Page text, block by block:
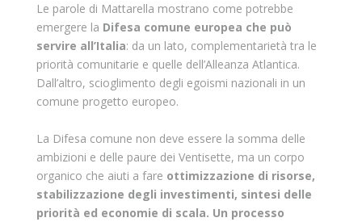
Le parole di Mattarella mostrano come potrebbe
emergere la Difesa comune europea che può
servire all’Italia: da un lato, complementarietà tra le
priorità comunitarie e quelle dell’Alleanza Atlantica.
Dall’altro, scioglimento degli egoismi nazionali in un
comune progetto europeo.
La Difesa comune non deve essere la somma delle
ambizioni e delle paure dei Ventisette, ma un corpo
organico che aiuti a fare ottimizzazione di risorse,
stabilizzazione degli investimenti, sintesi delle
priorità ed economie di scala. Un processo